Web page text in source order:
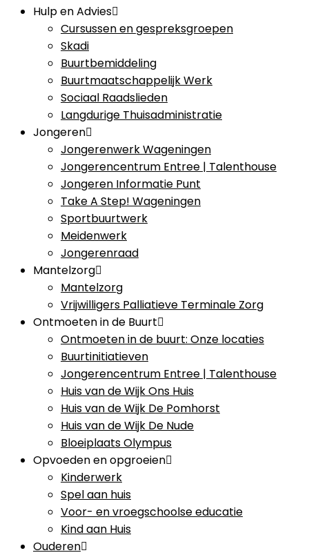
Hulp en Advies
Cursussen en gespreksgroepen
Skadi
Buurtbemiddeling
Buurtmaatschappelijk Werk
Sociaal Raadslieden
Langdurige Thuisadministratie
Jongeren
Jongerenwerk Wageningen
Jongerencentrum Entree | Talenthouse
Jongeren Informatie Punt
Take A Step! Wageningen
Sportbuurtwerk
Meidenwerk
Jongerenraad
Mantelzorg
Mantelzorg
Vrijwilligers Palliatieve Terminale Zorg
Ontmoeten in de Buurt
Ontmoeten in de buurt: Onze locaties
Buurtinitiatieven
Jongerencentrum Entree | Talenthouse
Huis van de Wijk Ons Huis
Huis van de Wijk De Pomhorst
Huis van de Wijk De Nude
Bloeiplaats Olympus
Opvoeden en opgroeien
Kinderwerk
Spel aan huis
Voor- en vroegschoolse educatie
Kind aan Huis
Ouderen